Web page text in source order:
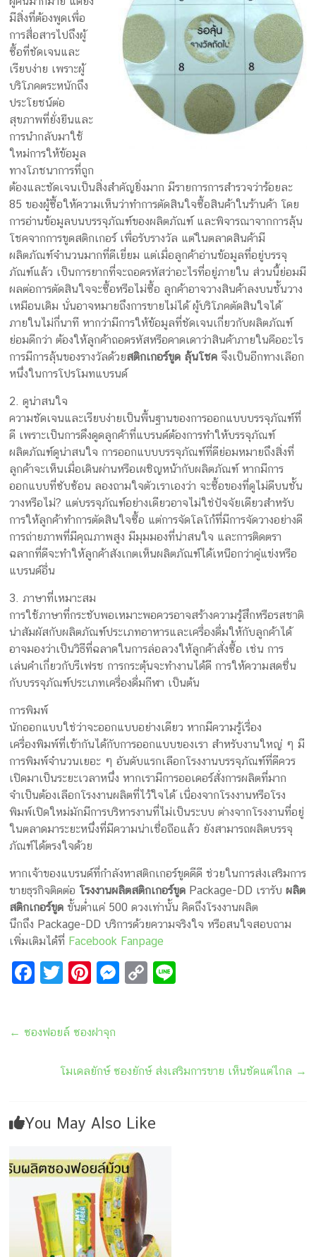
มีสิ่งที่ต้องพูดเพื่อ
การสื่อสารไปถึงผู้
ซื้อที่ชัดเจนและ
เรียบง่าย เพราะผู้
บริโภคตระหนักถึง
ประโยชน์ต่อ
สุขภาพที่ยั่งยืนและ
การนำกลับมาใช้
ใหม่การให้ข้อมูล
ทางโภชนาการที่ถูก
ต้องและชัดเจนเป็นสิ่งสำคัญยิ่งมาก มีรายการการสำรวจว่าร้อยละ
85 ของผู้ซื้อให้ความเห็นว่าทำการตัดสินใจซื้อสินค้าในร้านค้า โดย
การอ่านข้อมูลบนบรรจุภัณฑ์ของผลิตภัณฑ์ และพิจารณาจากการลุ้น
โชคจากการขูดสติกเกอร์ เพื่อรับรางวัล แต่ในตลาดสินค้ามี
ผลิตภัณฑ์จำนวนมากที่ดีเยี่ยม แต่เมื่อลูกค้าอ่านข้อมูลที่อยู่บรรจุ
ภัณฑ์แล้ว เป็นการยากที่จะถอดรหัสว่าอะไรที่อยู่ภายใน ส่วนนี้ย่อมมี
ผลต่อการตัดสินใจจะซื้อหรือไม่ซื้อ ลูกค้าอาจวางสินค้าลงบนชั้นวาง
เหมือนเดิม นั่นอาจหมายถึงการขายไม่ได้ ผู้บริโภคตัดสินใจได้
ภายในไม่กี่นาที หากว่ามีการให้ข้อมูลที่ชัดเจนเกี่ยวกับผลิตภัณฑ์
ย่อมดีกว่า ต้องให้ลูกค้าถอดรหัสหรือคาดเดาว่าสินค้าภายในคืออะไร
การมีการลุ้นของรางวัลด้วยสติกเกอร์ขูด ลุ้นโชค จึงเป็นอีกทางเลือก
หนึ่งในการโปรโมทแบรนด์
2. ดูน่าสนใจ
ความชัดเจนและเรียบง่ายเป็นพื้นฐานของการออกแบบบรรจุภัณฑ์ที่
ดี เพราะเป็นการดึงดูดลูกค้าที่แบรนด์ต้องการทำให้บรรจุภัณฑ์
ผลิตภัณฑ์ดูน่าสนใจ การออกแบบบรรจุภัณฑ์ที่ดีย่อมหมายถึงสิ่งที่
ลูกค้าจะเห็นเมื่อเดินผ่านหรือเผชิญหน้ากับผลิตภัณฑ์ หากมีการ
ออกแบบที่ซับซ้อน ลองถามใจตัวเราเองว่า จะซื้อของที่ดูไม่ดีบนชั้น
วางหรือไม่? แต่บรรจุภัณฑ์อย่างเดียวอาจไม่ใช่ปัจจัยเดียวสำหรับ
การให้ลูกค้าทำการตัดสินใจซื้อ แต่การจัดโลโก้ที่มีการจัดวางอย่างดี
การถ่ายภาพที่มีคุณภาพสูง มีมุมมองที่น่าสนใจ และการติดตรา
ฉลากที่ดีจะทำให้ลูกค้าสังเกตเห็นผลิตภัณฑ์ได้เหนือกว่าคู่แข่งหรือ
แบรนด์อื่น
3. ภาษาที่เหมาะสม
การใช้ภาษาที่กระชับพอเหมาะพอควรอาจสร้างความรู้สึกหรือรสชาติ
น่าสัมผัสกับผลิตภัณฑ์ประเภทอาหารและเครื่องดื่มให้กับลูกค้าได้
อาจมองว่าเป็นวิธีที่ฉลาดในการล่อลวงให้ลูกค้าสั่งซื้อ เช่น การ
เล่นคำเกี่ยวกับรีเฟรช การกระตุ้นจะทำงานได้ดี การให้ความสดชื่น
กับบรรจุภัณฑ์ประเภทเครื่องดื่มกีฬา เป็นต้น
การพิมพ์
นักออกแบบใช่ว่าจะออกแบบอย่างเดียว หากมีความรู้เรื่อง
เครื่องพิมพ์ที่เข้ากันได้กับการออกแบบของเรา สำหรับงานใหญ่ ๆ มี
การพิมพ์จำนวนเยอะ ๆ อันดับแรกเลือกโรงงานบรรจุภัณฑ์ที่ดีควร
เปิดมาเป็นระยะเวลาหนึ่ง หากเรามีการออเดอร์สั่งการผลิตที่มาก
จำเป็นต้องเลือกโรงงานผลิตที่ไว้ใจได้ เนื่องจากโรงงานหรือโรง
พิมพ์เปิดใหม่มักมีการบริหารงานที่ไม่เป็นระบบ ต่างจากโรงงานที่อยู่
ในตลาดมาระยะหนึ่งที่มีความน่าเชื่อถือแล้ว ยังสามารถผลิตบรรจุ
ภัณฑ์ได้ตรงใจด้วย
หากเจ้าของแบรนด์ที่กำลังหาสติกเกอร์ขูดดีดี ช่วยในการส่งเสริมการ
ขายธุรกิจติดต่อ โรงงานผลิตสติกเกอร์ขูด Package-DD เรารับผลิต
สติกเกอร์ขูด ขั้นต่ำแค่ 500 ดวงเท่านั้น คิดถึงโรงงานผลิต
นึกถึง Package-DD บริการด้วยความจริงใจ หรือสนใจสอบถาม
เพิ่มเติมได้ที่ Facebook Fanpage
F
b
T
er
Pi
e
st
M
e
er
C
Li
← ซองฟอยล์ ซองฝาจุก
โมเดลยักษ์ ซองยักษ์ ส่งเสริมการขาย เห็นชัดแต่ไกล →
You May Also Like